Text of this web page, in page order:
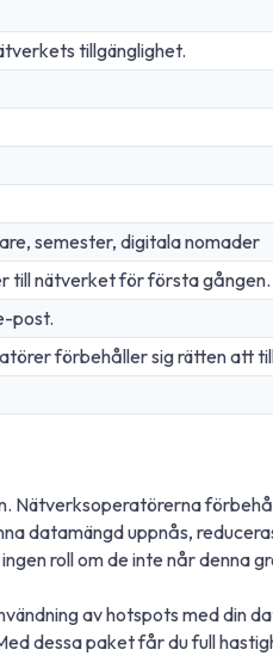
tillgänglighet.
semester, digitala nomader
till nätverket för första gången.
post.
förbehåller sig rätten att
Nätverksoperatörerna
datamängd uppnås,
roll om de inte når denna
av hotspots med din
dessa paket får du full